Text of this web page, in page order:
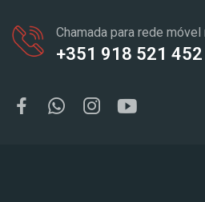
Chamada para rede móvel
+351 918 521 452